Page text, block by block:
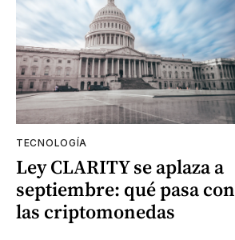
TECNOLOGÍA
Ley CLARITY se aplaza a
septiembre: qué pasa con
las criptomonedas